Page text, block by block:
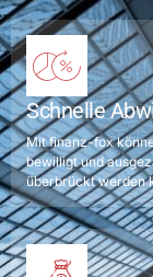
Schnelle
Mit finanz-fox
bewilligt und
überbrückt werden